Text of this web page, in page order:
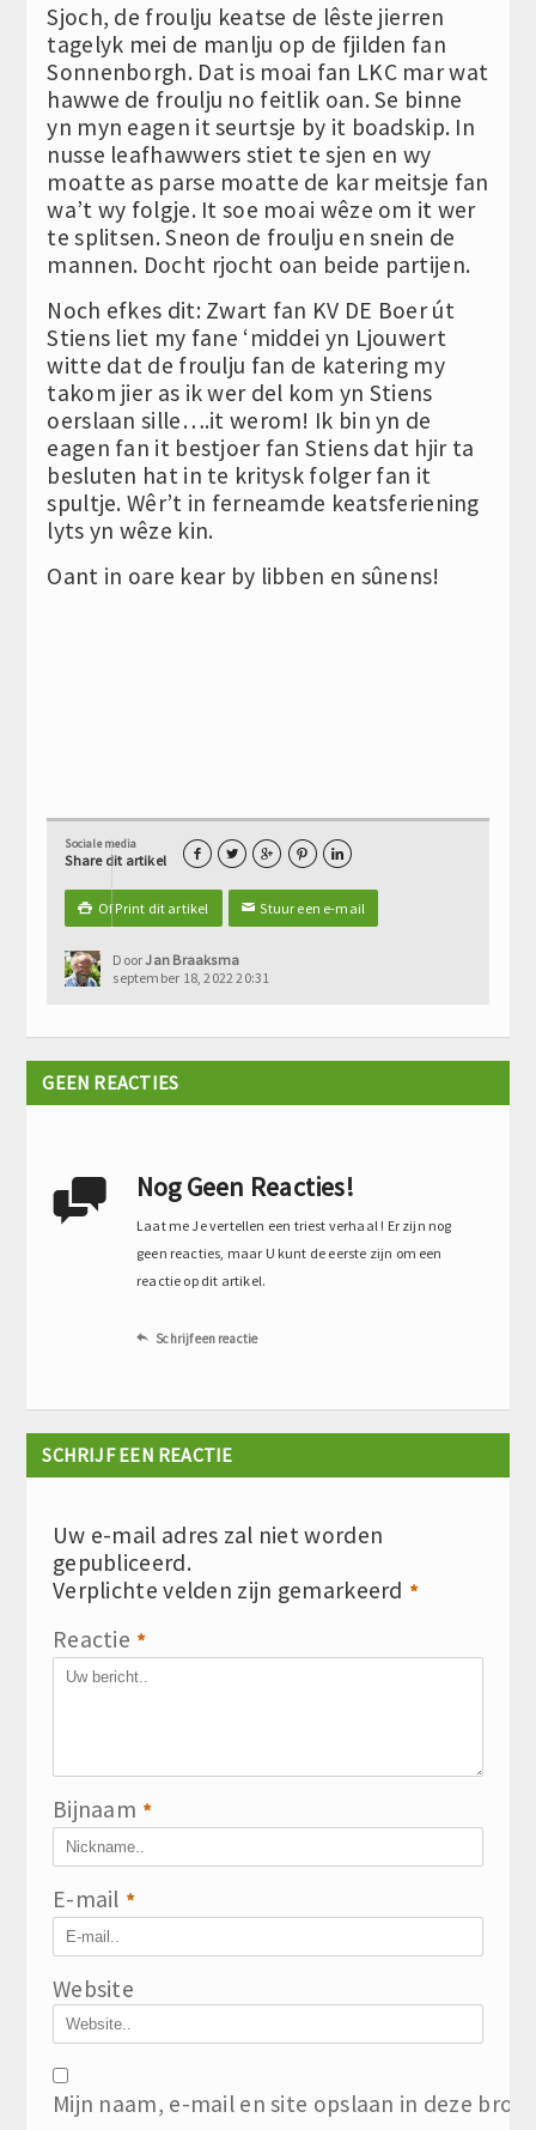
Sjoch, de froulju keatse de lêste jierren
tagelyk mei de manlju op de fjilden fan
Sonnenborgh. Dat is moai fan LKC mar wat
hawwe de froulju no feitlik oan. Se binne
yn myn eagen it seurtsje by it boadskip. In
nusse leafhawwers stiet te sjen en wy
moatte as parse moatte de kar meitsje fan
wa’t wy folgje. It soe moai wêze om it wer
te splitsen. Sneon de froulju en snein de
mannen. Docht rjocht oan beide partijen.
Noch efkes dit: Zwart fan KV DE Boer út
Stiens liet my fane ‘middei yn Ljouwert
witte dat de froulju fan de katering my
takom jier as ik wer del kom yn Stiens
oerslaan sille….it werom! Ik bin yn de
eagen fan it bestjoer fan Stiens dat hjir ta
besluten hat in te kritysk folger fan it
spultje. Wêr’t in ferneamde keatsferiening
lyts yn wêze kin.
Oant in oare kear by libben en sûnens!
Sociale media
Share dit artikel     
 Of Print dit artikel ✉Stuur een e-mail
DoorJan Braaksma
september 18, 2022 20:31
GEEN REACTIES
 Nog Geen Reacties!
Laat me Je vertellen een triest verhaal ! Er zijn nog
geen reacties, maar U kunt de eerste zijn om een
reactie op dit artikel.
 Schrijf een reactie
SCHRIJF EEN REACTIE
Uw e-mail adres zal niet worden
gepubliceerd.
Verplichte velden zijn gemarkeerd *
Reactie *
Bijnaam *
E-mail *
Website
Mijn naam, e-mail en site opslaan in deze